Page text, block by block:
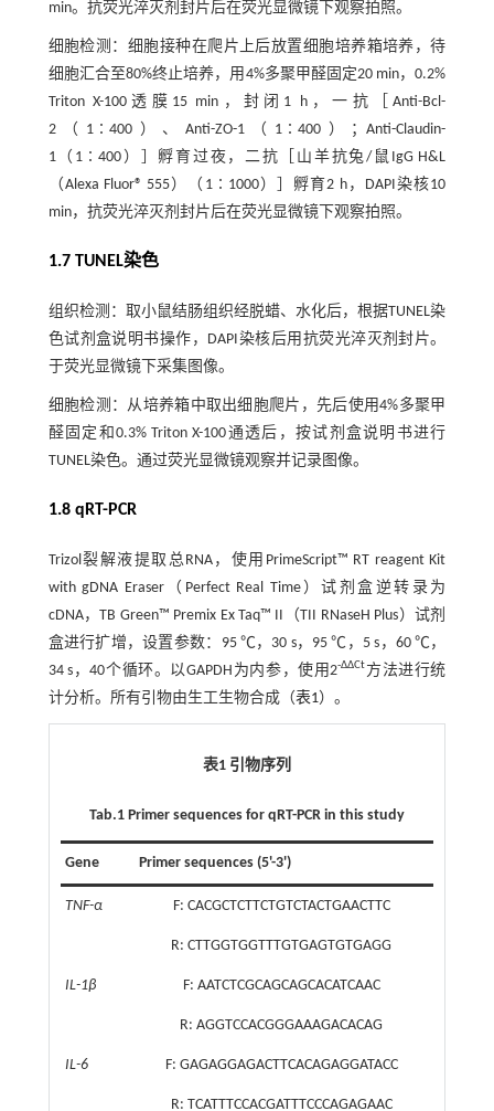
min。抗荧光淬灭剂封片后在荧光显微镜下观察拍照。
细胞检测：细胞接种在爬片上后放置细胞培养箱培养，待
细胞汇合至80%终止培养，用4%多聚甲醛固定20 min，0.2%
Triton X-100透膜15 min，封闭1 h，一抗［Anti-Bcl-
2（1∶400）、Anti-ZO-1（1∶400）；Anti-Claudin-
1（1∶400）］孵育过夜，二抗［山羊抗兔/鼠IgG H&L
（Alexa Fluor® 555）（1∶1000）］孵育2 h，DAPI染核10
min，抗荧光淬灭剂封片后在荧光显微镜下观察拍照。
1.7 TUNEL染色
组织检测：取小鼠结肠组织经脱蜡、水化后，根据TUNEL染
色试剂盒说明书操作，DAPI染核后用抗荧光淬灭剂封片。
于荧光显微镜下采集图像。
细胞检测：从培养箱中取出细胞爬片，先后使用4%多聚甲
醛固定和0.3% Triton X-100通透后，按试剂盒说明书进行
TUNEL染色。通过荧光显微镜观察并记录图像。
1.8 qRT-PCR
Trizol裂解液提取总RNA，使用PrimeScript™ RT reagent Kit
with gDNA Eraser（Perfect Real Time）试剂盒逆转录为
cDNA，TB Green™ Premix Ex Taq™ II（TII RNaseH Plus）试剂
盒进行扩增，设置参数：95 ℃，30 s，95 ℃，5 s，60 ℃，
34 s，40个循环。以GAPDH为内参，使用2-ΔΔCt方法进行统
计分析。所有引物由生工生物合成（表1）。
表1 引物序列
Tab.1 Primer sequences for qRT-PCR in this study
Gene Primer sequences (5'-3')
TNF-α F: CACGCTCTTCTGTCTACTGAACTTC
R: CTTGGTGGTTTGTGAGTGTGAGG
IL-1β F: AATCTCGCAGCAGCACATCAAC
R: AGGTCCACGGGAAAGACACAG
IL-6 F: GAGAGGAGACTTCACAGAGGATACC
R: TCATTTCCACGATTTCCCAGAGAAC